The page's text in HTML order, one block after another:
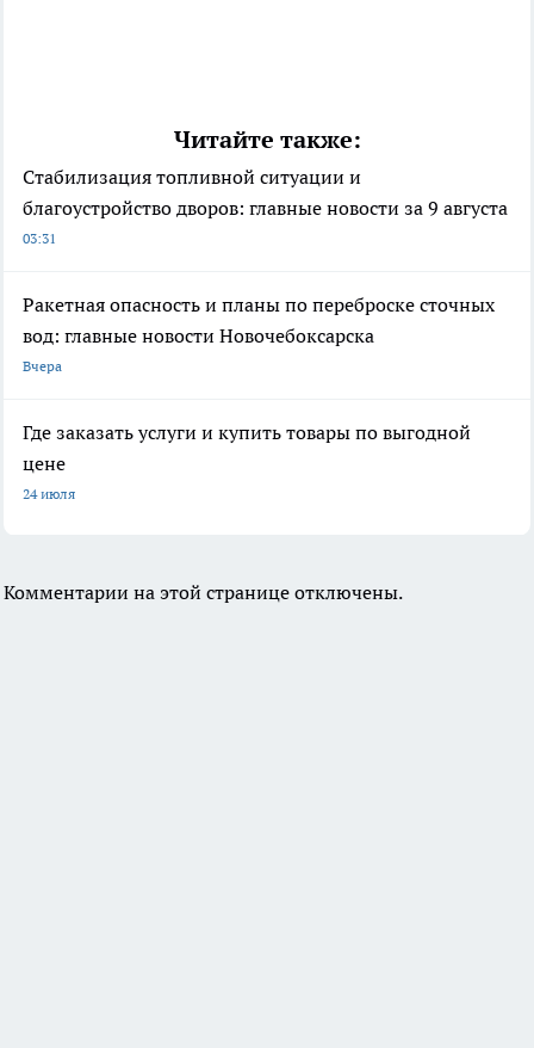
Читайте также:
Стабилизация топливной ситуации и
благоустройство дворов: главные новости за 9 августа
03:31
Ракетная опасность и планы по переброске сточных
вод: главные новости Новочебоксарска
Вчера
Где заказать услуги и купить товары по выгодной
цене
24 июля
Комментарии на этой странице отключены.